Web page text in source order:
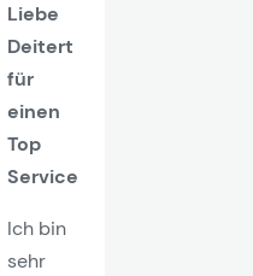
5 von 5 Sternen
Liebe
Deitert
für
einen
Top
Service
Ich bin
sehr